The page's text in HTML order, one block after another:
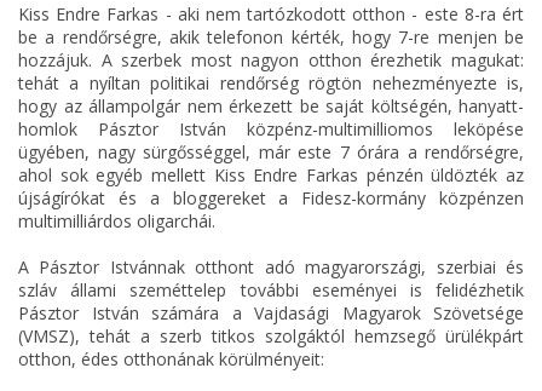
Kiss Endre Farkas - aki nem tartózkodott otthon - este 8-ra ért
be a rendőrségre, akik telefonon kérték, hogy 7-re menjen be
hozzájuk. A szerbek most nagyon otthon érezhetik magukat:
tehát a nyíltan politikai rendőrség rögtön nehezményezte is,
hogy az állampolgár nem érkezett be saját költségén, hanyatt-
homlok Pásztor István közpénz-multimilliomos leköpése
ügyében, nagy sürgősséggel, már este 7 órára a rendőrségre,
ahol sok egyéb mellett Kiss Endre Farkas pénzén üldözték az
újságírókat és a bloggereket a Fidesz-kormány közpénzen
multimilliárdos oligarchái.
A Pásztor Istvánnak otthont adó magyarországi, szerbiai és
szláv állami szeméttelep további eseményei is felidézhetik
Pásztor István számára a Vajdasági Magyarok Szövetsége
(VMSZ), tehát a szerb titkos szolgáktól hemzsegő ürülékpárt
otthon, édes otthonának körülményeit: